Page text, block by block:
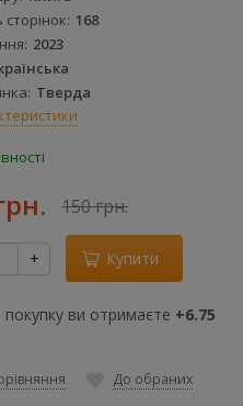
сторінок 168
2023
Тверда
150 грн.
+ Купити
ви отримаєте +6.75
До обраних